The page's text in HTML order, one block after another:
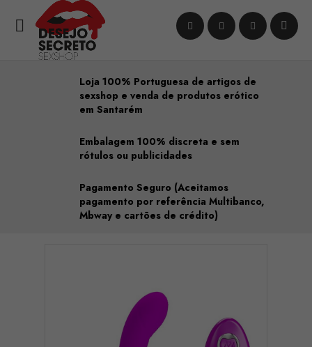

Loja 100% Portuguesa de artigos de
sexshop e venda de produtos erótico
em Santarém
Embalagem 100% discreta e sem
rótulos ou publicidades
Pagamento Seguro (Aceitamos
pagamento por referência Multibanco,
Mbway e cartões de crédito)